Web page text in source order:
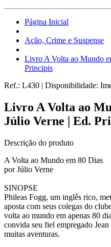
Página Inicial
Ação, Crime e Suspense
Livro A Volta ao Mundo
Principis
Ref.: L430 | Disponibilidade:
Livro A Volta ao
Júlio Verne | Ed.
Descrição do produto
A Volta ao Mundo em 80 Dias
por Júlio Verne
SINOPSE
Phileas Fogg, um inglês rico,
aposta com seus colegas do
volta ao mundo em apenas 80
convida seu fiel empregado
muitas aventuras.